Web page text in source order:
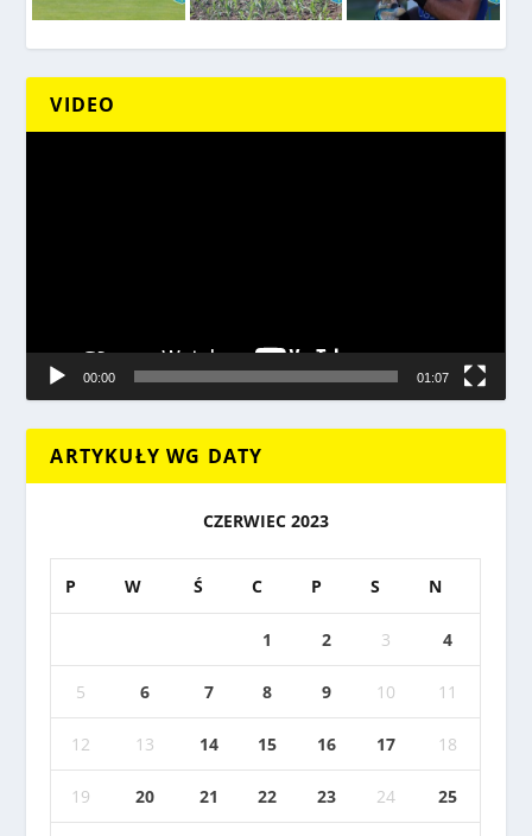
VIDEO
00:00 01:07
ARTYKUŁY WG DATY
CZERWIEC 2023
P W Ś C P S N
1 2 3 4
5 6 7 8 9 10 11
12 13 14 15 16 17 18
19 20 21 22 23 24 25